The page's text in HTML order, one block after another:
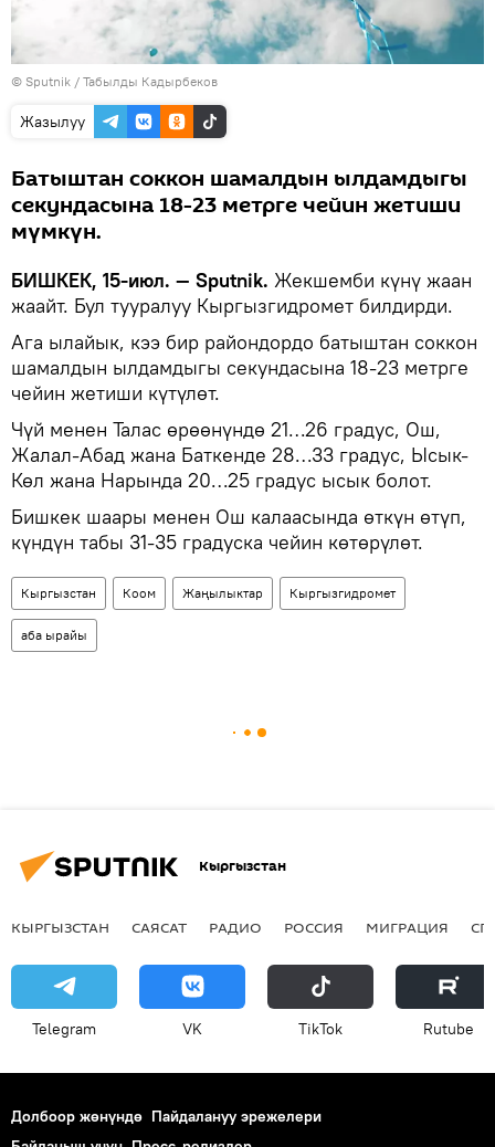
© Sputnik / Табылды Кадырбеков
Жазылуу
Батыштан соккон шамалдын ылдамдыгы
секундасына 18-23 метрге чейин жетиши
мүмкүн.
БИШКЕК, 15-июл. — Sputnik. Жекшемби күнү жаан
жаайт. Бул тууралуу Кыргызгидромет билдирди.
Ага ылайык, кээ бир райондордо батыштан соккон
шамалдын ылдамдыгы секундасына 18-23 метрге
чейин жетиши күтүлөт.
Чүй менен Талас өрөөнүндө 21…26 градус, Ош,
Жалал-Абад жана Баткенде 28…33 градус, Ысык-
Көл жана Нарында 20…25 градус ысык болот.
Бишкек шаары менен Ош калаасында өткүн өтүп,
күндүн табы 31-35 градуска чейин көтөрүлөт.
Кыргызстан Коом Жаңылыктар Кыргызгидромет
аба ырайы
Кыргызстан
КЫРГЫЗСТАН САЯСАТ РАДИО РОССИЯ МИГРАЦИЯ
Telegram VK ТikТоk Rutube
Долбоор жөнүндө Пайдалануу эрежелери